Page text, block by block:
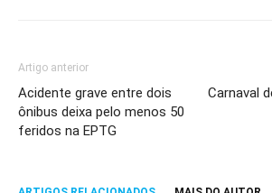
Artigo anterior
Acidente grave entre dois
ônibus deixa pelo menos 50
feridos na EPTG
Carnaval